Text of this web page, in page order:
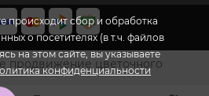
происходит сбор и обработка
о посетителях (в т.ч. файлов
на этом сайте, вы указываете
конфиденциальности
продвижение цветочного